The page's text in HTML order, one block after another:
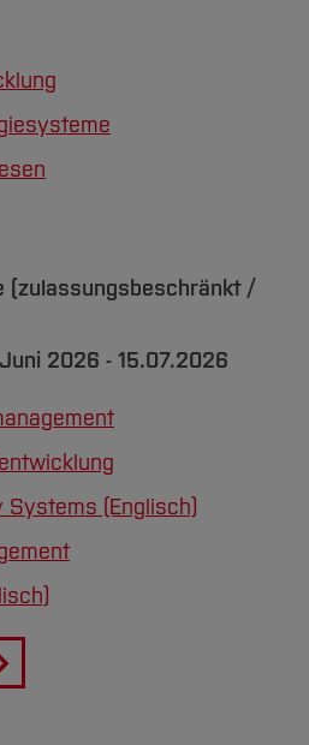
(zulassungsbeschränkt /
2026 - 15.07.2026
Systems (Englisch)